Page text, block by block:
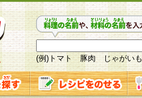
(例)トマト 豚肉 じゃがいも